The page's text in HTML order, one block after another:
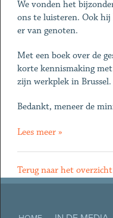
We vonden het
ons te luisteren. Ook hij
er van genoten.
Met een boek over de
korte kennismaking
zijn werkplek in Brussel.
Bedankt, meneer de
Lees meer »
Terug naar het overzicht